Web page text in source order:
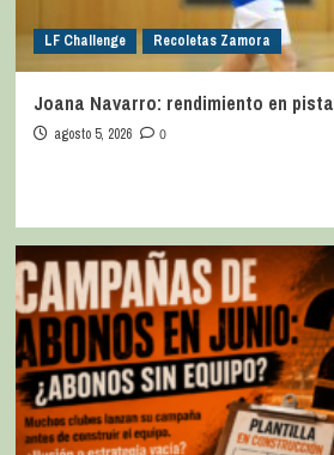
LF Challenge Recoletas Zamora
Joana Navarro: rendimiento en pista
agosto 5, 2026 0